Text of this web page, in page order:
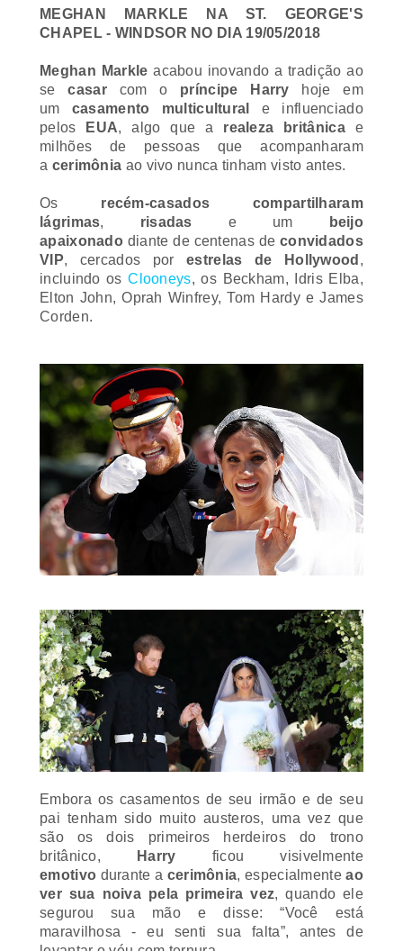
CHAPEL - WINDSOR NO DIA 19/05/2018
secasarcom opríncipe Harryhoje em
umcasamento multiculturale influenciado
pelosEUA, algo que arealeza britânicae
milhões de pessoas que acompanharam
acerimôniaao vivo nunca tinham visto antes.
lágrimas ,risadase umbeijo
apaixonado
diante de centenas deconvidados
VIP, cercados porestrelas de Hollywood,
incluindo osClooneys, os Beckham, Idris Elba,
Elton John, Oprah Winfrey, Tom Hardy e James
Corden.
pai tenham sido muito austeros, uma vez que
são os dois primeiros herdeiros do trono
britânico,
Harry
ficou visivelmente
emotivo durante acerimônia, especialmenteao
ver sua noiva pela primeira vez, quando ele
segurou sua mão e disse: “Você está
maravilhosa - eu senti sua falta”, antes de
levantar o véu com ternura.